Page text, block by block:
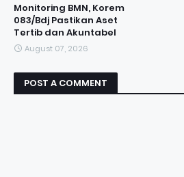
Monitoring BMN, Korem
083/Bdj Pastikan Aset
Tertib dan Akuntabel
August 07, 2026
POST A COMMENT